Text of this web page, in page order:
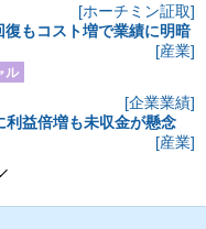
[ホーチミン証取]
もコスト増で業績に明暗
[産業]
ル
[企業業績]
益倍増も未収金が懸念
[産業]